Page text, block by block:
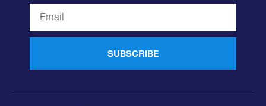
SUBSCRIBE